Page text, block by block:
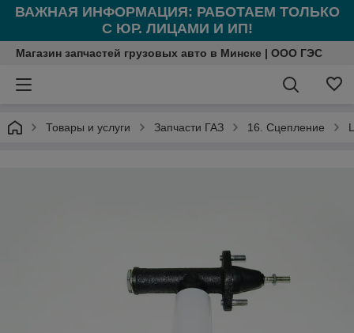
ВАЖНАЯ ИНФОРМАЦИЯ: РАБОТАЕМ ТОЛЬКО
С ЮР. ЛИЦАМИ И ИП!
Магазин запчастей грузовых авто в Минске | ООО ГЭС
Товары и услуги Запчасти ГАЗ 16. Сцепление